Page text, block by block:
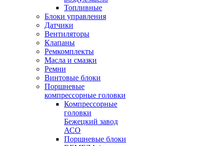
Топливные
Блоки управления
Датчики
Вентиляторы
Клапаны
Ремкомплекты
Масла и смазки
Ремни
Винтовые блоки
Поршневые
компрессорные головки
Компрессорные
головки
Бежецкий завод
АСО
Поршневые блоки